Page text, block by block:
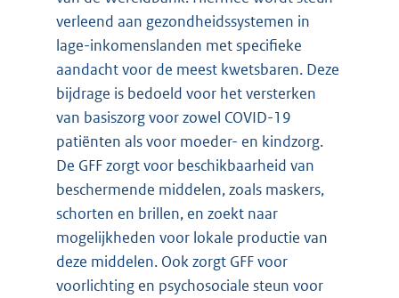
verleend aan gezondheidssystemen in
lage-inkomenslanden met specifieke
aandacht voor de meest kwetsbaren. Deze
bijdrage is bedoeld voor het versterken
van basiszorg voor zowel COVID-19
patiënten als voor moeder- en kindzorg.
De GFF zorgt voor beschikbaarheid van
beschermende middelen, zoals maskers,
schorten en brillen, en zoekt naar
mogelijkheden voor lokale productie van
deze middelen. Ook zorgt GFF voor
voorlichting en psychosociale steun voor